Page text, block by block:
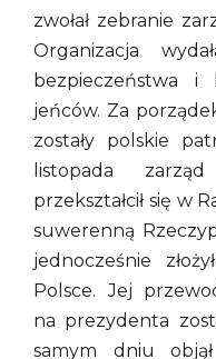
zwołał zebranie
Organizacja
bezpieczeństwa
jeńców. Za
zostały polskie
listopada
przekształcił się w
suwerenną
jednocześnie
Polsce. Jej
na prezydenta
samym dniu